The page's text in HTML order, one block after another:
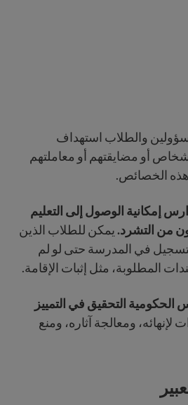
والطلاب استهداف
أو مضايقتهم أو معاملتهم
هذه الخصائص.
إمكانية الوصول إلى التعليم
من التشرد.يمكن للطلاب الذين
في المدرسة حتى لو لم
المطلوبة، مثل إثبات الإقامة.
التحقيق في التمييز
لإنهائه، ومعالجة آثاره، ومنع